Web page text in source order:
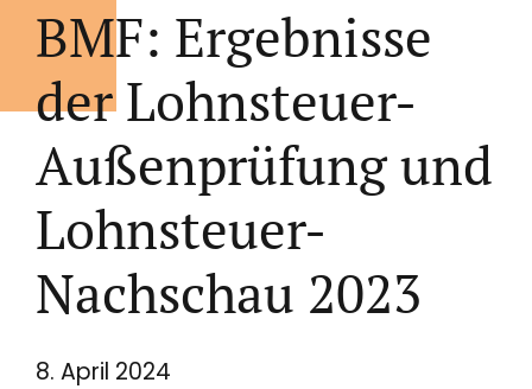
BMF: Ergebnisse
der Lohnsteuer-
Außenprüfung und
Lohnsteuer-
Nachschau 2023
8. April 2024